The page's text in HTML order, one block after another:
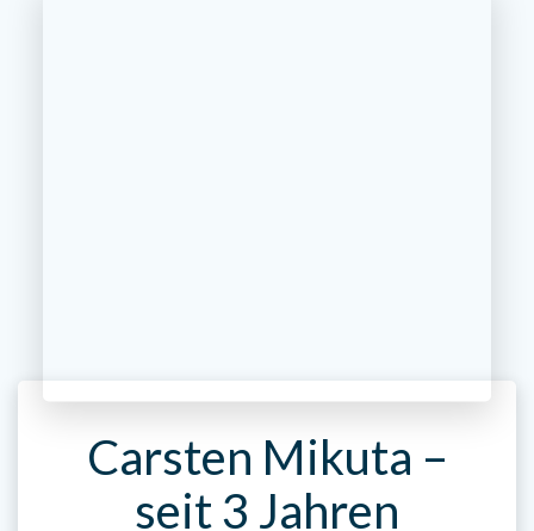
Carsten Mikuta –
seit 3 Jahren